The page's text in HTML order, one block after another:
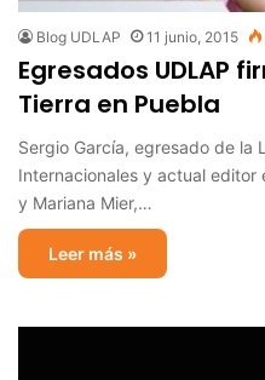
Blog UDLAP 11 junio, 2015
Egresados UDLAP
Tierra en Puebla
Sergio García, egresado de la
Internacionales y actual editor
y Mariana Mier,…
Leer más »